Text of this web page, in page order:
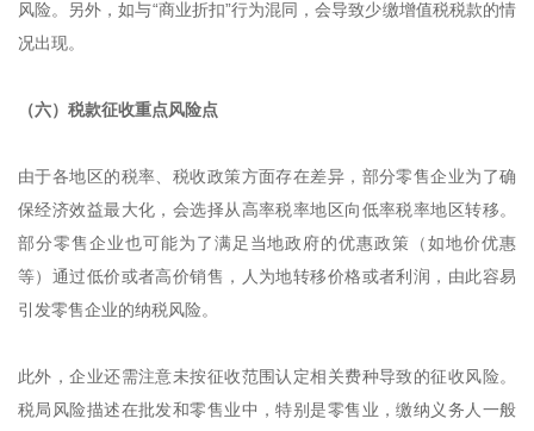
风险。另外，如与“商业折扣”行为混同，会导致少缴增值税税款的情
况出现。
（六）税款征收重点风险点
由于各地区的税率、税收政策方面存在差异，部分零售企业为了确
保经济效益最大化，会选择从高率税率地区向低率税率地区转移。
部分零售企业也可能为了满足当地政府的优惠政策（如地价优惠
等）通过低价或者高价销售，人为地转移价格或者利润，由此容易
引发零售企业的纳税风险。
此外，企业还需注意未按征收范围认定相关费种导致的征收风险。
税局风险描述在批发和零售业中，特别是零售业，缴纳义务人一般